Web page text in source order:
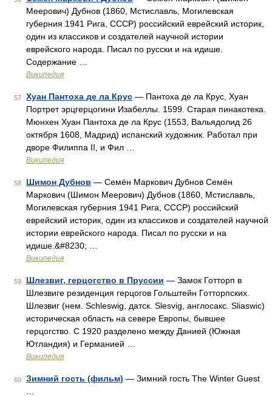
Меерович) Дубнов (1860, Мстиславль, Могилевская
губерния 1941 Рига, СССР) российский еврейский историк,
один из классиков и создателей научной истории
еврейского народа. Писал по русски и на идише.
Содержание …
Википедия
57 Хуан Пантоха де ла Крус — Пантоха де ла Крус, Хуан
Портрет эрцгерцогини Изабеллы. 1599. Старая пинакотека.
Мюнхен Хуан Пантоха де ла Крус (1553, Вальядолид 26
октября 1608, Мадрид) испанский художник. Работал при
дворе Филиппа II, и Фил …
Википедия
58 Шимон Дубнов — Семён Маркович Дубнов Семён
Маркович (Шимон Меерович) Дубнов (1860, Мстиславль,
Могилевская губерния 1941 Рига, СССР) российский
еврейский историк, один из классиков и создателей научной
истории еврейского народа. Писал по русски и на
идише.&#8230; …
Википедия
59 Шлезвиг, герцогство в Пруссии — Замок Готторп в
Шлезвиге резиденция герцогов Гольштейн Готторпских.
Шлезвиг (нем. Schleswig, датск. Slesvig, англосакс. Sliaswic)
историческая область на севере Европы, бывшее
герцогство. С 1920 разделено между Данией (Южная
Ютландия) и Германией …
Википедия
60 Зимний гость (фильм) — Зимний гость The Winter Guest